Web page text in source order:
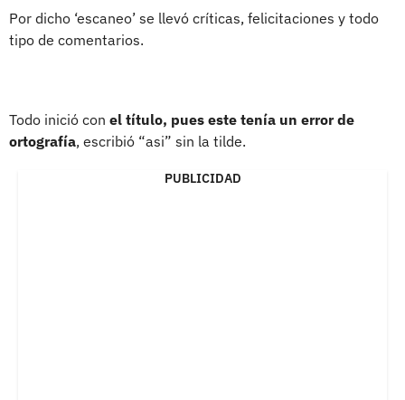
Por dicho ‘escaneo’ se llevó críticas, felicitaciones y todo
tipo de comentarios.
Todo inició con el título, pues este tenía un error de
ortografía, escribió “asi” sin la tilde.
PUBLICIDAD